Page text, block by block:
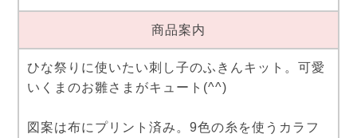
商品案内
ひな祭りに使いたい刺し子のふきんキット。可愛
いくまのお雛さまがキュート(^^)
図案は布にプリント済み。9色の糸を使うカラフ